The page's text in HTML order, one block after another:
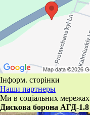
Інформ. сторінки
Наши партнеры
Ми в соціальних мережах
​Дискова борона АГД-1.8